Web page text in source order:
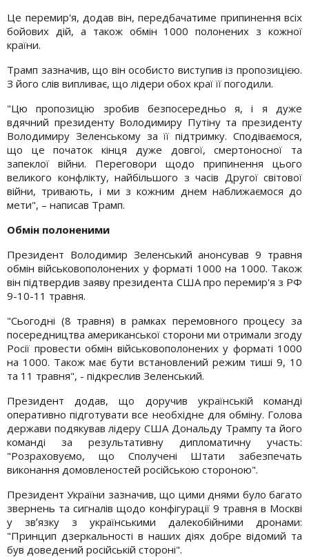
Це перемир'я, додав він, передбачатиме припинення всіх
бойових дій, а також обмін 1000 полонених з кожної
країни.
Трамп зазначив, що він особисто виступив із пропозицією.
З його слів випливає, що лідери обох краї її погодили.
"Цю пропозицію зробив безпосередньо я, і я дуже
вдячний президенту Володимиру Путіну та президенту
Володимиру Зеленському за її підтримку. Сподіваємося,
що це початок кінця дуже довгої, смертоносної та
запеклої війни. Переговори щодо припинення цього
великого конфлікту, найбільшого з часів Другої світової
війни, тривають, і ми з кожним днем наближаємося до
мети", – написав Трамп.
Обмін полоненими
Президент Володимир Зеленський анонсував 9 травня
обмін військовополонених у форматі 1000 на 1000. Також
він підтвердив заяву президента США про перемир'я з РФ
9-10-11 травня.
"Сьогодні (8 травня) в рамках перемовного процесу за
посередництва американської сторони ми отримали згоду
Росії провести обмін військовополонених у форматі 1000
на 1000. Також має бути встановлений режим тиші 9, 10
та 11 травня", - підкреслив Зеленський.
Президент додав, що доручив українській команді
оперативно підготувати все необхідне для обміну. Голова
держави подякував лідеру США Дональду Трампу та його
команді за результативну дипломатичну участь:
"Розраховуємо, що Сполучені Штати забезпечать
виконання домовленостей російською стороною".
Президент України зазначив, що цими днями було багато
звернень та сигналів щодо конфігурації 9 травня в Москві
у звʼязку з українськими далекобійними дронами:
"Принцип дзеркальності в наших діях добре відомий та
був доведений російській стороні".